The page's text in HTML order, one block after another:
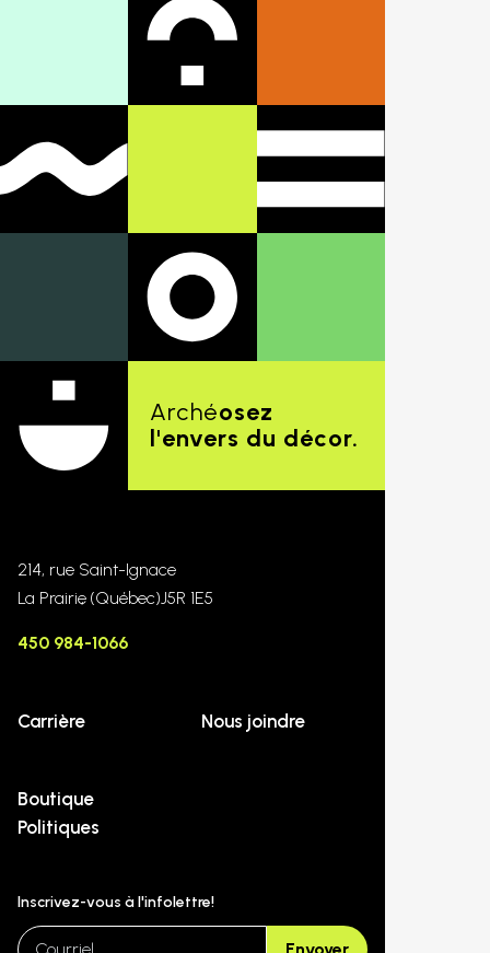
Archéosez
l'envers du décor.
214, rue Saint-Ignace
La Prairie (Québec)J5R 1E5
450 984-1066
Carrière Nous joindre
Boutique
Politiques
Inscrivez-vous à l'infolettre!
email